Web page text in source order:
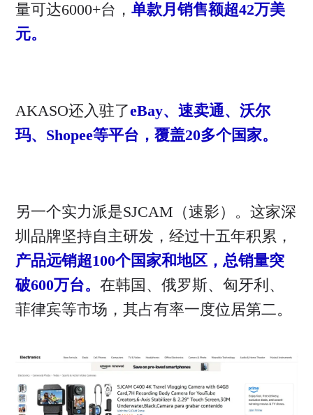
量可达6000+台， 单款月销售额超42万美
元。
AKASO还入驻了eBay、速卖通、沃尔
玛、Shopee等平台，覆盖20多个国家。
另一个实力派是SJCAM（速影）。这家深
圳品牌坚持自主研发，经过十五年积累，
产品远销超100个国家和地区，总销量突
破600万台。 在韩国、俄罗斯、匈牙利、
菲律宾等市场，其占有率一度位居第二。